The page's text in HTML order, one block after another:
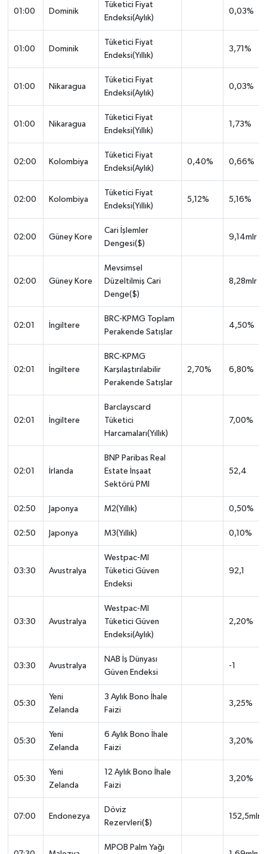
01:00 Dominik
Tüketici Fiyat
Endeksi(Aylık)
0,03%
01:00 Dominik
Tüketici Fiyat
Endeksi(Yıllık)
3,71%
01:00 Nikaragua
Tüketici Fiyat
Endeksi(Aylık)
0,03%
01:00 Nikaragua
Tüketici Fiyat
Endeksi(Yıllık)
1,73%
02:00 Kolombiya
Tüketici Fiyat
Endeksi(Aylık)
0,40% 0,66%
02:00 Kolombiya
Tüketici Fiyat
Endeksi(Yıllık)
5,12% 5,16%
02:00 Güney Kore
Cari İşlemler
Dengesi($)
9,14mlr
02:00 Güney Kore
Mevsimsel
Düzeltilmiş Cari
Denge($)
8,28mlr
02:01 İngiltere
BRC-KPMG Toplam
Perakende Satışlar
4,50%
02:01 İngiltere
BRC-KPMG
Karşılaştırılabilir
Perakende Satışlar
2,70% 6,80%
02:01 İngiltere
Barclayscard
Tüketici
Harcamaları(Yıllık)
7,00%
02:01 İrlanda
BNP Paribas Real
Estate İnşaat
Sektörü PMI
52,4
02:50 Japonya M2(Yıllık) 0,50%
02:50 Japonya M3(Yıllık) 0,10%
03:30 Avustralya
Westpac-MI
Tüketici Güven
Endeksi
92,1
03:30 Avustralya
Westpac-MI
Tüketici Güven
Endeksi(Aylık)
2,20%
03:30 Avustralya
NAB İş Dünyası
Güven Endeksi
-1
05:30
Yeni
Zelanda
3 Aylık Bono İhale
Faizi
3,25%
05:30
Yeni
Zelanda
6 Aylık Bono İhale
Faizi
3,20%
05:30
Yeni
Zelanda
12 Aylık Bono İhale
Faizi
3,20%
07:00 Endonezya
Döviz
Rezervleri($)
152,5mlr
MPOB Palm Yağı